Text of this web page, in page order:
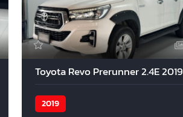
Toyota Revo Prerunner 2.4E 2019
2019